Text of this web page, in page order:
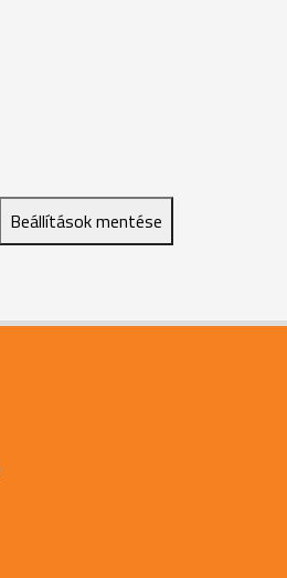
Beállítások mentése